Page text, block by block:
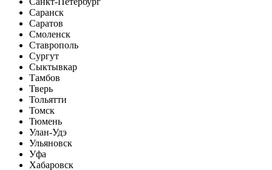
Саранск
Саратов
Смоленск
Ставрополь
Сургут
Сыктывкар
Тамбов
Тверь
Тольятти
Томск
Тюмень
Улан-Удэ
Ульяновск
Уфа
Хабаровск